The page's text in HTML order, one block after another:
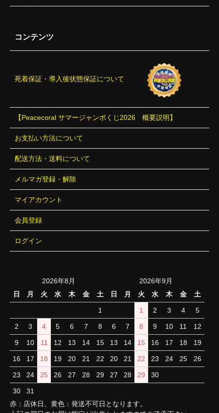
コンテンツ
死着保証・導入後状態保証について
【Peacecoral サマージャンボくじ2026 概要説明】
お支払い方法について
配送方法・送料について
メルマガ登録・解除
マイアカウント
会員登録
ログイン
2026年8月
日
月 火 水 木 金 土
1
2 3 4 5 6 7 8
9 10 11 12 13 14 15
16 17 18 19 20 21 22
23 24 25 26 27 28 29
30 31
2026年9月
日
月 火 水 木 金 土
1 2 3 4 5
6 7 8 9 10 11 12
13 14 15 16 17 18 19
20 21 22 23 24 25 26
27 28 29 30
赤：店休日、黄色：発送不可日となります。